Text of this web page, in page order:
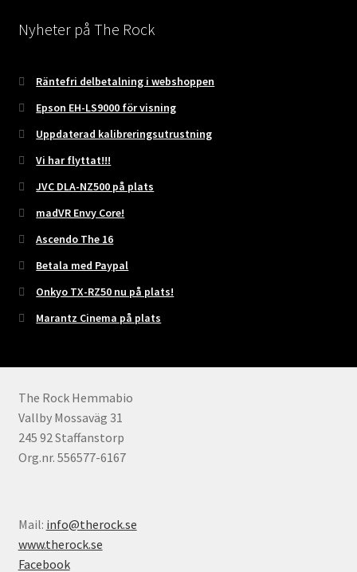
Nyheter på The Rock
Räntefri delbetalning i webshoppen
Epson EH-LS9000 för visning
Uppdaterad kalibreringsutrustning
Vi har flyttat!!!
JVC DLA-NZ500 på plats
madVR Envy Core!
Ascendo The 16
Betala med Paypal
Onkyo TX-RZ50 nu på plats!
Marantz Cinema på plats
The Rock Hemmabio
Vallby Mossaväg 31
245 92 Staffanstorp
Org.nr. 556577-6167
Mail: info@therock.se
www.therock.se
Facebook